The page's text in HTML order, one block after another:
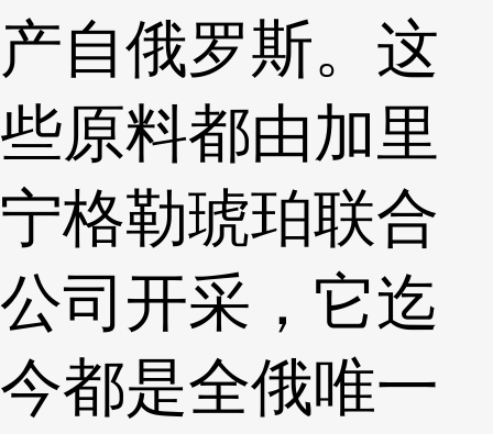
产自俄罗斯。这
些原料都由加里
宁格勒琥珀联合
公司开采，它迄
今都是全俄唯一